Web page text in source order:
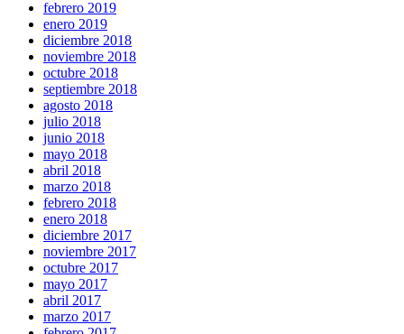
febrero 2019
enero 2019
diciembre 2018
noviembre 2018
octubre 2018
septiembre 2018
agosto 2018
julio 2018
junio 2018
mayo 2018
abril 2018
marzo 2018
febrero 2018
enero 2018
diciembre 2017
noviembre 2017
octubre 2017
mayo 2017
abril 2017
marzo 2017